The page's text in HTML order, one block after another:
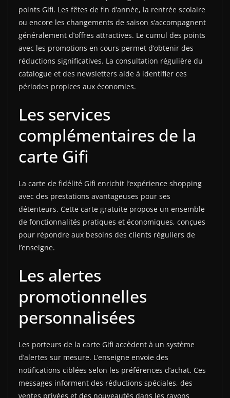
points Gifi. Les fêtes de fin d’année, la rentrée scolaire
ou encore les changements de saison s’accompagnent
généralement d’offres attractives. Le cumul des points
avec les promotions en cours permet d’obtenir des
réductions significatives. La consultation régulière du
catalogue et des newsletters aide à identifier ces
périodes propices aux économies.
Les services
complémentaires de la
carte Gifi
La carte de fidélité Gifi enrichit l’expérience shopping
avec des prestations avantageuses pour ses
détenteurs. Cette carte gratuite propose un ensemble
de fonctionnalités pratiques et économiques, conçues
pour répondre aux besoins des clients réguliers de
l’enseigne.
Les alertes
promotionnelles
personnalisées
Les porteurs de la carte Gifi accèdent à un système
d’alertes sur mesure. L’enseigne envoie des
notifications ciblées selon les préférences d’achat. Ces
messages informent des réductions spéciales, des
ventes privées et des nouveautés dans les rayons